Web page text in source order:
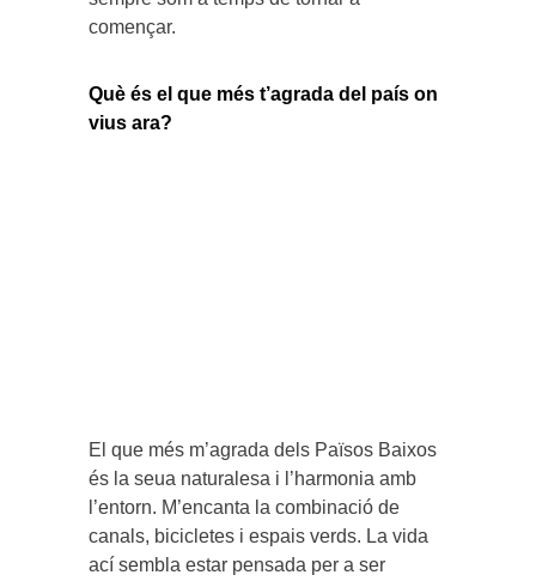
començar.
Què és el que més t’agrada del país on
vius ara?
El que més m’agrada dels Països Baixos
és la seua naturalesa i l’harmonia amb
l’entorn. M’encanta la combinació de
canals, bicicletes i espais verds. La vida
ací sembla estar pensada per a ser